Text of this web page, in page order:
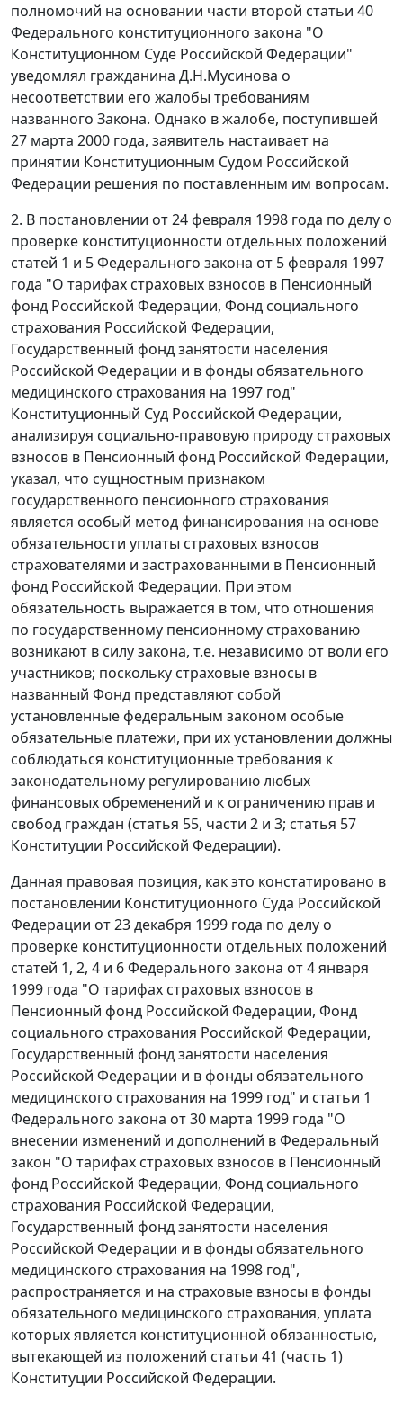
полномочий на основании части второй статьи 40
Федерального конституционного закона "О
Конституционном Суде Российской Федерации"
уведомлял гражданина Д.Н.Мусинова о
несоответствии его жалобы требованиям
названного Закона. Однако в жалобе, поступившей
27 марта 2000 года, заявитель настаивает на
принятии Конституционным Судом Российской
Федерации решения по поставленным им вопросам.
2. В постановлении от 24 февраля 1998 года по делу о
проверке конституционности отдельных положений
статей 1 и 5Федерального закона от 5 февраля 1997
года "О тарифах страховых взносов в Пенсионный
фонд Российской Федерации, Фонд социального
страхования Российской Федерации,
Государственный фонд занятости населения
Российской Федерации и в фонды обязательного
медицинского страхования на 1997 год"
Конституционный Суд Российской Федерации,
анализируя социально-правовую природу страховых
взносов в Пенсионный фонд Российской Федерации,
указал, что сущностным признаком
государственного пенсионного страхования
является особый метод финансирования на основе
обязательности уплаты страховых взносов
страхователями и застрахованными в Пенсионный
фонд Российской Федерации. При этом
обязательность выражается в том, что отношения
по государственному пенсионному страхованию
возникают в силу закона, т.е. независимо от воли его
участников; поскольку страховые взносы в
названный Фонд представляют собой
установленные федеральным законом особые
обязательные платежи, при их установлении должны
соблюдаться конституционные требования к
законодательному регулированию любых
финансовых обременений и к ограничению прав и
свобод граждан (статья 55, части 2 и 3; статья 57
Конституции Российской Федерации).
Данная правовая позиция, как это констатировано в
постановлении Конституционного Суда Российской
Федерации от 23 декабря 1999 года по делу о
проверке конституционности отдельных положений
статей 1, 2, 4 и 6Федерального закона от 4 января
1999 года "О тарифах страховых взносов в
Пенсионный фонд Российской Федерации, Фонд
социального страхования Российской Федерации,
Государственный фонд занятости населения
Российской Федерации и в фонды обязательного
медицинского страхования на 1999 год" и статьи 1
Федерального закона от 30 марта 1999 года "О
внесении изменений и дополнений в Федеральный
закон "О тарифах страховых взносов в Пенсионный
фонд Российской Федерации, Фонд социального
страхования Российской Федерации,
Государственный фонд занятости населения
Российской Федерации и в фонды обязательного
медицинского страхования на 1998 год",
распространяется и на страховые взносы в фонды
обязательного медицинского страхования, уплата
которых является конституционной обязанностью,
вытекающей из положений статьи 41 (часть 1)
Конституции Российской Федерации.